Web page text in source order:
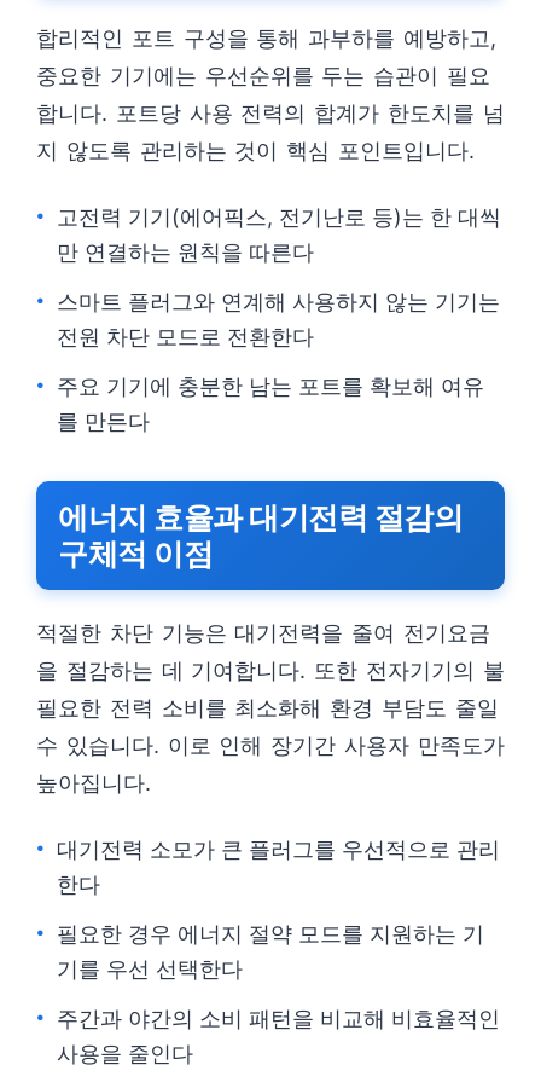
합리적인 포트 구성을 통해 과부하를 예방하고,
중요한 기기에는 우선순위를 두는 습관이 필요
합니다. 포트당 사용 전력의 합계가 한도치를 넘
지 않도록 관리하는 것이 핵심 포인트입니다.
고전력 기기(에어픽스, 전기난로 등)는 한 대씩
만 연결하는 원칙을 따른다
스마트 플러그와 연계해 사용하지 않는 기기는
전원 차단 모드로 전환한다
주요 기기에 충분한 남는 포트를 확보해 여유
를 만든다
에너지 효율과 대기전력 절감의
구체적 이점
적절한 차단 기능은 대기전력을 줄여 전기요금
을 절감하는 데 기여합니다. 또한 전자기기의 불
필요한 전력 소비를 최소화해 환경 부담도 줄일
수 있습니다. 이로 인해 장기간 사용자 만족도가
높아집니다.
대기전력 소모가 큰 플러그를 우선적으로 관리
한다
필요한 경우 에너지 절약 모드를 지원하는 기
기를 우선 선택한다
주간과 야간의 소비 패턴을 비교해 비효율적인
사용을 줄인다